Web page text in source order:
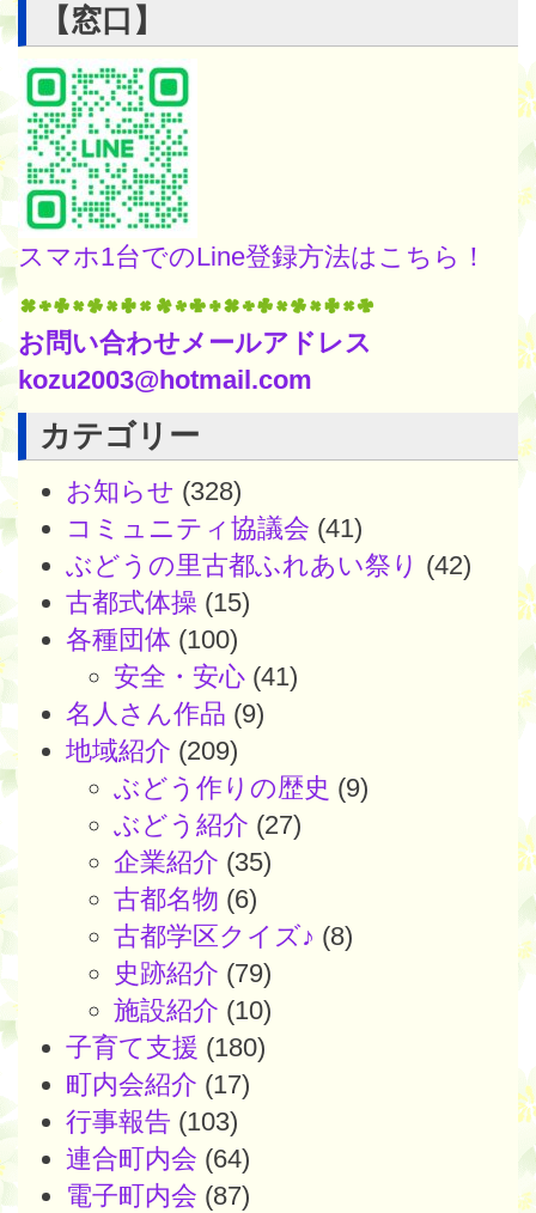
【窓口】
スマホ1台でのLine登録方法はこちら！
お問い合わせメールアドレス
kozu2003@hotmail.com
カテゴリー
お知らせ (328)
コミュニティ協議会 (41)
ぶどうの里古都ふれあい祭り (42)
古都式体操 (15)
各種団体 (100)
安全・安心 (41)
名人さん作品 (9)
地域紹介 (209)
ぶどう作りの歴史 (9)
ぶどう紹介 (27)
企業紹介 (35)
古都名物 (6)
古都学区クイズ♪ (8)
史跡紹介 (79)
施設紹介 (10)
子育て支援 (180)
町内会紹介 (17)
行事報告 (103)
連合町内会 (64)
電子町内会 (87)